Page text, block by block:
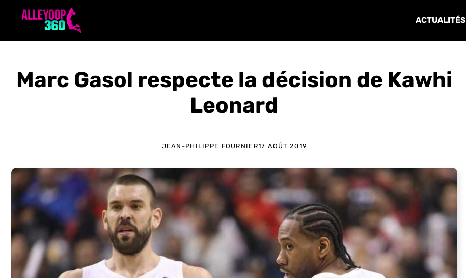
ACTUALITÉS
Marc Gasol respecte la décision de Kawhi
Leonard
JEAN-PHILIPPE FOURNIER17 AOÛT 2019